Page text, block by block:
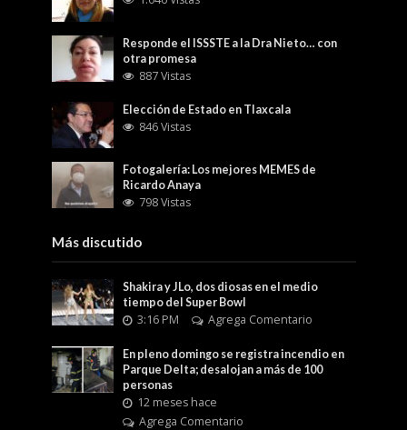
Responde el ISSSTE a la Dra Nieto… con
otra promesa
887 Vistas
Elección de Estado en Tlaxcala
846 Vistas
Fotogalería: Los mejores MEMES de
Ricardo Anaya
798 Vistas
Más discutido
Shakira y JLo, dos diosas en el medio
tiempo del Super Bowl
3:16 PM Agrega Comentario
En pleno domingo se registra incendio en
Parque Delta; desalojan a más de 100
personas
12 meses hace
Agrega Comentario